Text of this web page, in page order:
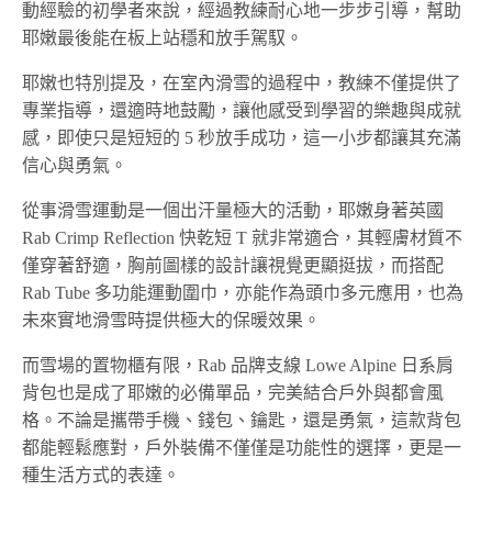
動經驗的初學者來說，經過教練耐心地一步步引導，幫助
耶嫩最後能在板上站穩和放手駕馭。
耶嫩也特別提及，在室內滑雪的過程中，教練不僅提供了
專業指導，還適時地鼓勵，讓他感受到學習的樂趣與成就
感，即使只是短短的 5 秒放手成功，這一小步都讓其充滿
信心與勇氣。
從事滑雪運動是一個出汗量極大的活動，耶嫩身著英國
Rab Crimp Reflection 快乾短 T 就非常適合，其輕膚材質不
僅穿著舒適，胸前圖樣的設計讓視覺更顯挺拔，而搭配
Rab Tube 多功能運動圍巾，亦能作為頭巾多元應用，也為
未來實地滑雪時提供極大的保暖效果。
而雪場的置物櫃有限，Rab 品牌支線 Lowe Alpine 日系肩
背包也是成了耶嫩的必備單品，完美結合戶外與都會風
格。不論是攜帶手機、錢包、鑰匙，還是勇氣，這款背包
都能輕鬆應對，戶外裝備不僅僅是功能性的選擇，更是一
種生活方式的表達。